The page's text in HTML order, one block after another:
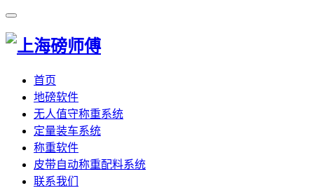
首页
地磅软件
无人值守称重系统
定量装车系统
称重软件
皮带自动称重配料系统
联系我们